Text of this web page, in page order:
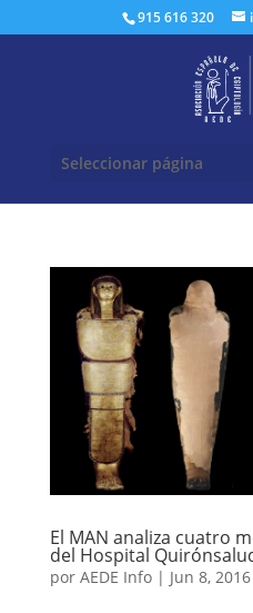
915 616 320
Seleccionar página
El MAN analiza cuatro
del Hospital
por AEDE Info| Jun 8, 2016